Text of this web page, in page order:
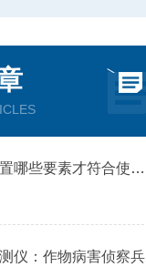
农业气象站配置哪些要素才符合使用需求?
仪：作物病害侦察兵